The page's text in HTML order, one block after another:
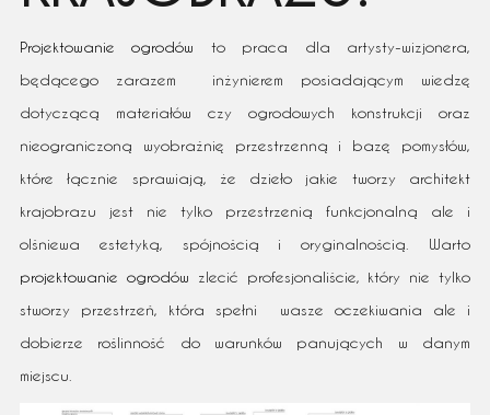
Projektowanie ogrodów to praca dla artysty-wizjonera,
będącego zarazem inżynierem posiadającym wiedzę
dotyczącą materiałów czy ogrodowych konstrukcji oraz
nieograniczoną wyobraźnię przestrzenną i bazę pomysłów,
które łącznie sprawiają, że dzieło jakie tworzy architekt
krajobrazu jest nie tylko przestrzenią funkcjonalną ale i
olśniewa estetyką, spójnością i oryginalnością. Warto
projektowanie ogrodów zlecić profesjonaliście, który nie tylko
stworzy przestrzeń, która spełni wasze oczekiwania ale i
dobierze roślinność do warunków panujących w danym
miejscu.